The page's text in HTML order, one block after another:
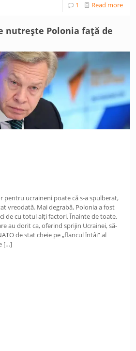
1 Read more
nutrește Polonia față de
pentru ucraineni poate că s-a spulberat,
vreodată. Mai degrabă, Polonia a fost
de cu totul alți factori. Înainte de toate,
au dorit ca, oferind sprijin Ucrainei, să-
de stat cheie pe „flancul întâi” al
[…]